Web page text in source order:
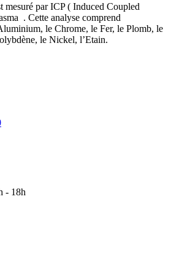
mesuré par ICP ( Induced Coupled
. Cette analyse comprend
le Chrome, le Fer, le Plomb, le
le Nickel, l’Etain.
- 18h